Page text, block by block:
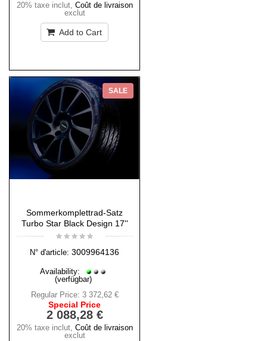
20% taxe inclut, Coût de livraison
exclut
Add to Cart
SALE
Sommerkomplettrad-Satz
Turbo Star Black Design 17''
N° d'article: 3009964136
Availability:
(verfügbar)
Regular Price: 3 372,62 €
Special Price
2 088,28 €
20% taxe inclut, Coût de livraison
exclut